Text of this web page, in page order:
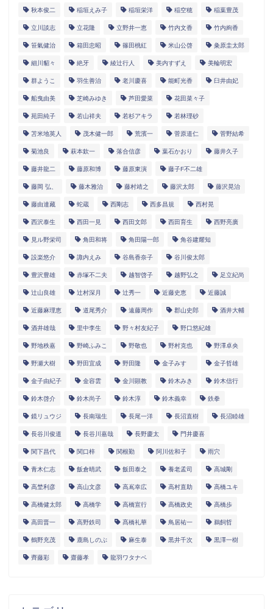
秋本俊二 稲垣えみ子 稲垣栄洋 稲空穂 稲葉豊茂
立川談志 立花隆 立野井一恵 竹内文香 竹内絢香
笹氣健治 箱田忠昭 篠田桃紅 米山公啓 粂原圭太郎
細川貂々 絶牙 綾辻行人 美内すずえ 美輪明宏
群ようこ 羽生善治 老川慶喜 能町光香 臼井由妃
船曳由美 芝崎みゆき 芦田愛菜 花田菜々子
苑田純子 若山祥夫 若杉アキラ 若林理砂
苫米地英人 茂木健一郎 荒濱一 菅原道仁 菅野結希
菊池良 萩本欽一 落合信彦 葉石かおり 藤井久子
藤井龍二 藤原和博 藤原東演 藤子F不二雄
藤岡 弘、 藤木雅治 藤村靖之 藤沢太郎 藤沢晃治
藤由達藏 蛇蔵 西剛志 西多昌規 西村晃
西沢泰生 西田一見 西田文郎 西田育生 西野亮廣
見ル野栄司 角田和将 角田陽一郎 角谷建耀知
設楽悠介 諏内えみ 谷島香奈子 谷川俊太郎
豊沢豊雄 赤塚不二夫 越智啓子 越野弘之 足立紀尚
辻山良雄 辻村深月 辻秀一 近藤史恵 近藤誠
近藤麻理恵 道尾秀介 遠藤周作 郡山史郎 酒井大輔
酒井雄哉 里中李生 野々村友紀子 野口悠紀雄
野地秩嘉 野崎ふみこ 野敬也 野村克也 野澤卓央
野瀬大樹 野田宜成 野田隆 金子みすゞ 金子哲雄
金子由紀子 金容雲 金川顕教 鈴木みき 鈴木信行
鈴木啓介 鈴木尚子 鈴木淳 鈴木義幸 鉄拳
鏡リュウジ 長南瑞生 長尾一洋 長沼直樹 長沼睦雄
長谷川俊道 長谷川嘉哉 長野慶太 門井慶喜
関下昌代 関口梓 関根勤 阿川佐和子 雨穴
青木仁志 飯倉晴武 飯田泰之 養老孟司 高城剛
高埜利彦 高山文彦 高嶌幸広 高村直助 高橋ユキ
高橋健太郎 高橋学 高橋宣行 高橋政史 高橋歩
高田晋一 高野鉄司 髙橋礼華 鳥居祐一 鵜飼哲
鶴野充茂 鹿島しのぶ 麻生泰 黒井千次 黒澤一樹
齊藤彩 齋藤孝 龍羽ワタナベ